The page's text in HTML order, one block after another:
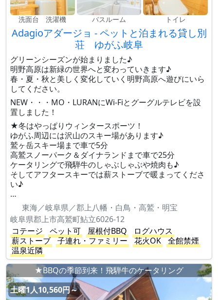
洗面台 洗濯機 バスルーム トイレ
Adagioアダージョ - ペットと泊まれる貸し別
荘 ゆがふ岐阜
グリーンシーズンが始まりました♪
明野高原は新緑の世界へと変わっていきます♪
春・夏・秋と美しく変化していく明野高原へ遊びにいら
してください。
NEW・・・MO・LURANにWi-Fiとグーグルテレビを設
置しました！
★冬はやっぱりウィンタースポーツ！
ゆがふ周辺には沢山のスキー場があります♪
鷲ヶ岳スキー場まで車で5分
高鷲スノーパーク＆ダイナランドまで車で25分
ケータリングで飛騨牛のしゃぶしゃぶや焼肉も♪
そしてアフタースキーでは薪ストーブで暖まってくださ
い♪
…
東海／岐阜県／郡上八幡・白鳥・高鷲・明宝
岐阜県郡上市高鷲町鮎立6026-12
コテージ
ペット可 屋根付BBQ
ログハウス
薪ストーブ
子連れ・ファミリー 花火OK
全館禁煙
温泉近隣
★BBQの季節到来！飛騨牛のケータリング
土曜1人10,560円～